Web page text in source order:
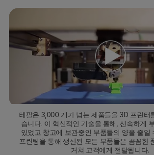
테팔은 3,000 개가 넘는 제품들을 3D 프린터
습니다. 이 혁신적인 기술을 통해, 신속하게
있었고 창고에 보관중인 부품들의 양을 줄일
프린팅을 통해 생산된 모든 부품들은 꼼꼼한
거쳐 고객에게 전달됩니다.